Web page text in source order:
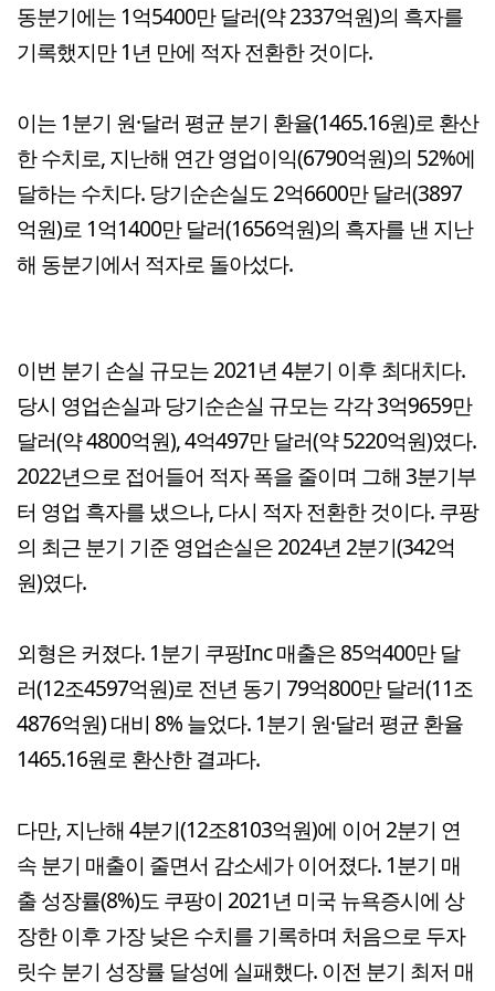
동분기에는 1억5400만 달러(약 2337억원)의 흑자를
기록했지만 1년 만에 적자 전환한 것이다.
이는 1분기 원·달러 평균 분기 환율(1465.16원)로 환산
한 수치로, 지난해 연간 영업이익(6790억원)의 52%에
달하는 수치다. 당기순손실도 2억6600만 달러(3897
억원)로 1억1400만 달러(1656억원)의 흑자를 낸 지난
해 동분기에서 적자로 돌아섰다.
이번 분기 손실 규모는 2021년 4분기 이후 최대치다.
당시 영업손실과 당기순손실 규모는 각각 3억9659만
달러(약 4800억원), 4억497만 달러(약 5220억원)였다.
2022년으로 접어들어 적자 폭을 줄이며 그해 3분기부
터 영업 흑자를 냈으나, 다시 적자 전환한 것이다. 쿠팡
의 최근 분기 기준 영업손실은 2024년 2분기(342억
원)였다.
외형은 커졌다. 1분기 쿠팡Inc 매출은 85억400만 달
러(12조4597억원)로 전년 동기 79억800만 달러(11조
4876억원) 대비 8% 늘었다. 1분기 원·달러 평균 환율
1465.16원로 환산한 결과다.
다만, 지난해 4분기(12조8103억원)에 이어 2분기 연
속 분기 매출이 줄면서 감소세가 이어졌다. 1분기 매
출 성장률(8%)도 쿠팡이 2021년 미국 뉴욕증시에 상
장한 이후 가장 낮은 수치를 기록하며 처음으로 두자
릿수 분기 성장률 달성에 실패했다. 이전 분기 최저 매